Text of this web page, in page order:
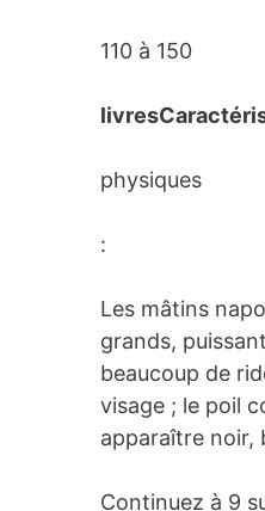
110 à 150
physiques
:
Les mâtins
grands,
beaucoup de
visage ; le poil
apparaître noir,
Continuez à 9